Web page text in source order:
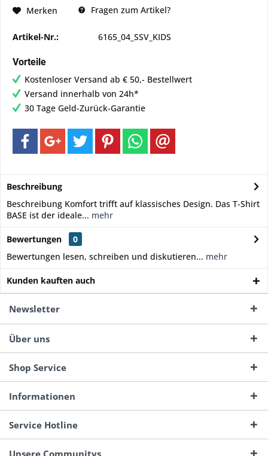
Merken Fragen zum Artikel?
Artikel-Nr.: 6165_04_SSV_KIDS
Vorteile
Kostenloser Versand ab € 50,- Bestellwert
Versand innerhalb von 24h*
30 Tage Geld-Zurück-Garantie
Beschreibung
Beschreibung Komfort trifft auf klassisches Design. Das T-Shirt
BASE ist der ideale... mehr
Bewertungen
0
Bewertungen lesen, schreiben und diskutieren... mehr
Kunden kauften auch
Newsletter
Über uns
Shop Service
Informationen
Service Hotline
Unsere Communitys